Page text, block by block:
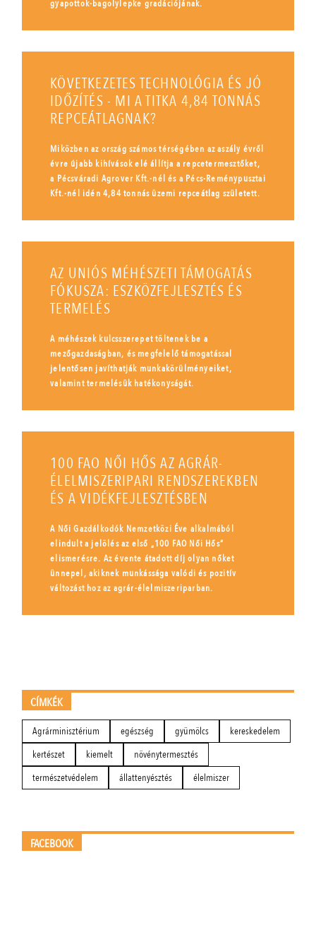
gyapottok-bagolylepke gradációjának.
KÖVETKEZETES TECHNOLÓGIA ÉS JÓ
IDŐZÍTÉS - MI A TITKA 4,84 TONNÁS
REPCEÁTLAGNAK?
Miközben az ország számos térségében az aszály évről
évre újabb kihívások elé állítja a repcetermesztőket,
a Pécsváradi Agrover Kft.-nél és a Pécs-Reménypusztai
Kft.-nél idén 4,84 tonnás üzemi repceátlag született.
AZ UNIÓS MÉHÉSZETI TÁMOGATÁS
FÓKUSZA: ESZKÖZFEJLESZTÉS ÉS
TERMELÉS
A méhészek kulcsszerepet töltenek be a
mezőgazdaságban, és megfelelő támogatással
jelentősen javíthatják munkakörülményeiket,
valamint termelésük hatékonyságát.
100 FAO NŐI HŐS AZ AGRÁR-
ÉLELMISZERIPARI RENDSZEREKBEN
ÉS A VIDÉKFEJLESZTÉSBEN
A Női Gazdálkodók Nemzetközi Éve alkalmából
elindult a jelölés az első „100 FAO Női Hős”
elismerésre. Az évente átadott díj olyan nőket
ünnepel, akiknek munkássága valódi és pozitív
változást hoz az agrár-élelmiszeriparban.
CÍMKÉK
Agrárminisztérium egészség gyümölcs
kereskedelem
kertészet
kiemelt
növénytermesztés
természetvédelem
állattenyésztés élelmiszer
FACEBOOK